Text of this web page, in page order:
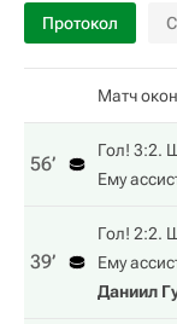
Протокол
Матч
56‎’‎
Гол! 3:2.
Ему
39‎’‎
Гол! 2:2.
Ему
Даниил